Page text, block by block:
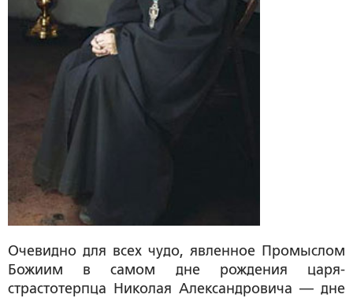
Очевидно для всех чудо, явленное Промыслом
Божиим в самом дне рождения царя-
страстотерпца Николая Александровича — дне